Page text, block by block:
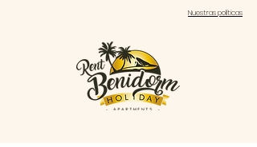
Nuestras políticas